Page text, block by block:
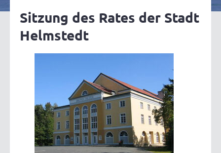
Sitzung des Rates der Stadt
Helmstedt